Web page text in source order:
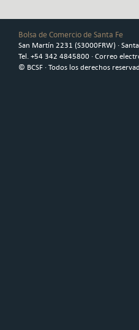
Bolsa de Comercio de Santa Fe
San Martín 2231 (S3000FRW) ·
Tel. +54 342 4845800 · Correo
© BCSF · Todos los derechos